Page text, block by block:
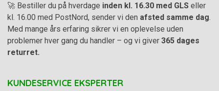
🚀 Bestiller du på hverdage inden kl. 16.30 med GLS eller
kl. 16.00 med PostNord, sender vi den afsted samme dag
Med mange års erfaring sikrer vi en oplevelse uden
problemer hver gang du handler – og vi giver 365 dages
returret.
KUNDESERVICE EKSPERTER